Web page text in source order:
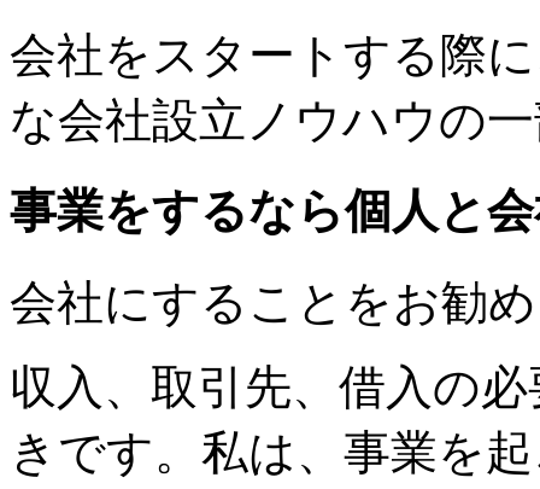
会社をスタートする際
な会社設立ノウハウの
事業をするなら個人と
会社にすることをお勧
収入、取引先、借入の
きです。私は、事業を